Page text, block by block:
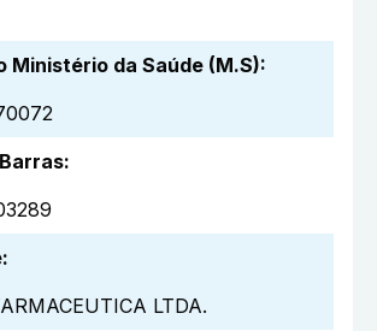
Ministério da Saúde (M.S):
:
:
LTDA.